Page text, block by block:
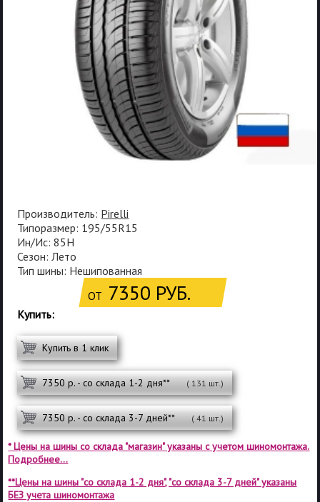
Производитель: Pirelli
Типоразмер: 195/55R15
Ин/Ис: 85H
Сезон: Лето
Тип шины: Нешипованная
ОТ 7350 РУБ.
Купить:
Купить в 1 клик
7350 р. - со склада 1-2 дня** ( 131 шт.)
7350 р. - со склада 3-7 дней** ( 41 шт.)
* Цены на шины со склада "магазин" указаны с учетом шиномонтажа.
Подробнее...
**Цены на шины "со склада 1-2 дня", "со склада 3-7 дней" указаны
БЕЗ учета шиномонтажа